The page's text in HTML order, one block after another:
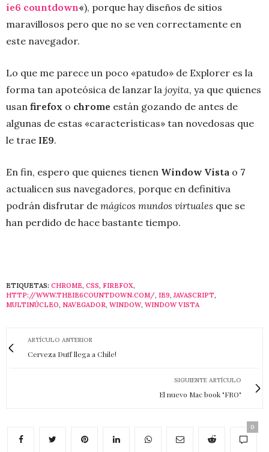
ie6 countdown«), porque hay diseños de sitios
maravillosos pero que no se ven correctamente en
este navegador.
Lo que me parece un poco «patudo» de Explorer es la
forma tan apoteósica de lanzar la joyita, ya que quienes
usan firefox o chrome están gozando de antes de
algunas de estas «características» tan novedosas que
le trae IE9.
En fin, espero que quienes tienen Window Vista o 7
actualicen sus navegadores, porque en definitiva
podrán disfrutar de mágicos mundos virtuales que se
han perdido de hace bastante tiempo.
ETIQUETAS: CHROME, CSS, FIREFOX,
HTTP://WWW.THEIE6COUNTDOWN.COM/, IE9,JAVASCRIPT,
MULTINÚCLEO, NAVEGADOR, WINDOW, WINDOW VISTA
ARTÍCULO ANTERIOR
Cerveza Duff llega a Chile!
SIGUIENTE ARTÍCULO
El nuevo Mac book "FRO"
0